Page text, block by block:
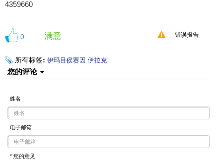
4359660
0 满意 错误报告
所有标签: 伊玛目侯赛因 伊拉克
您的评论
姓名
电子邮箱
* 您的意见